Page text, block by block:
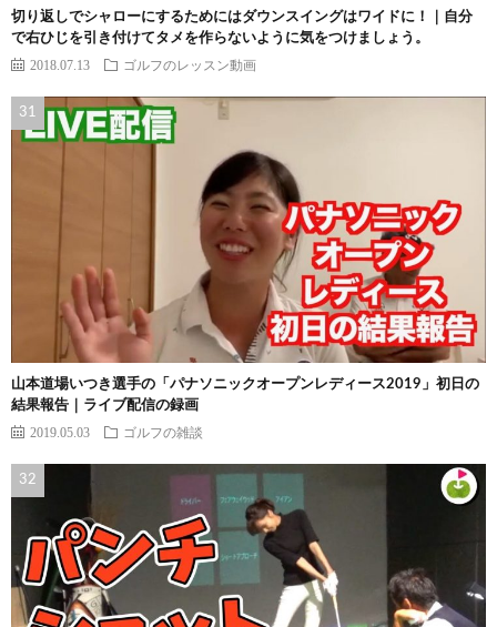
切り返しでシャローにするためにはダウンスイングはワイドに！｜自分
で右ひじを引き付けてタメを作らないように気をつけましょう。
2018.07.13 ゴルフのレッスン動画
山本道場いつき選手の「パナソニックオープンレディース2019」初日の
結果報告｜ライブ配信の録画
2019.05.03 ゴルフの雑談